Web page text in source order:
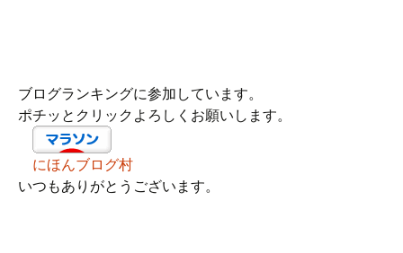
ブログランキングに参加しています。
ポチッとクリックよろしくお願いします。
にほんブログ村
いつもありがとうございます。